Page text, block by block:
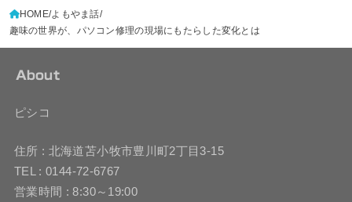
HOME よもやま話
趣味の世界が、パソコン修理の現場にもたらした変化とは
About
ピシコ
住所 : 北海道苫小牧市豊川町2丁目3-15
TEL : 0144-72-6767
営業時間 : 8:30～19:00